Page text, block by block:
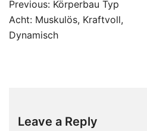
Post
navigation
Previous: Körperbau Typ
Acht: Muskulös, Kraftvoll,
Dynamisch
Leave a Reply